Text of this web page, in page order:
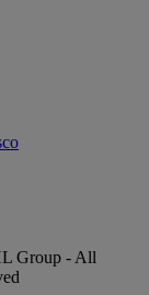
Group - All